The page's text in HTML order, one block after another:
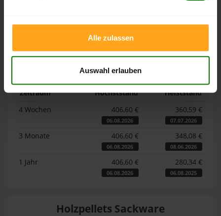
Alle zulassen
Auswahl erlauben
Lose Holzpellets
Zeitraum Höchststand
Tiefststand
4 Wochen
406,60 €
06.08.2026
360,59 €
07.07.2026
3 Monate 406,60 €
06.08.2026
348,08 €
08.06.2026
1 Jahr 406,60 €
06.08.2026
280,34 €
06.08.2025
Holzpellets Sackware